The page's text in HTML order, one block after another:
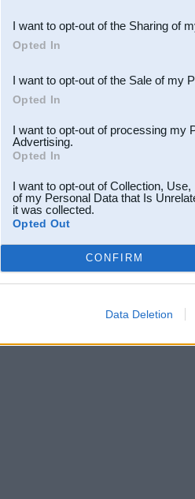
Downstream Participants
third parties.
I want to opt-out of the Sharing of
Opted In
I want to opt-out of the Sale of my
Opted In
I want to opt-out of processing my
Advertising.
Opted In
I want to opt-out of Collection,
of my Personal Data that Is
it was collected.
Opted Out
CONFIRM
Data Deletion